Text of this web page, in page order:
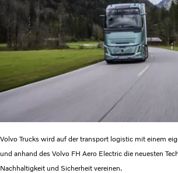
Volvo Trucks wird auf der transport logistic mit einem
und anhand des Volvo FH Aero Electric die neuesten
Nachhaltigkeit und Sicherheit vereinen.